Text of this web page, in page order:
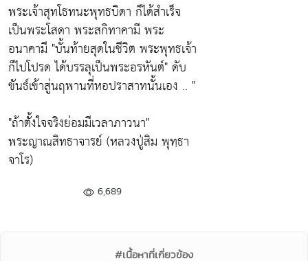
พระเจ้าสุทโธทนะพุทธบิดา ก็ได้สำเร็จ
เป็นพระโสดา พระสกิทาคามี พระ
อนาคามี "บั้นท้ายสุดในชีวิต พระพุทธเจ้า
ก็ไปโปรด ได้บรรลุเป็นพระอรหันต์"ดับ
ขันธ์เข้าสู่นฤพานที่หอปราสาทนั้นเอง .. "
"ถ้าตั้งใจจริงย่อมมีเวลาภาวนา"
พระญาณสิทธาจารย์ (หลวงปู่สิม พุทฺธา
จาโร)
6,689
#เนื้อหาที่เกี่ยวข้อง